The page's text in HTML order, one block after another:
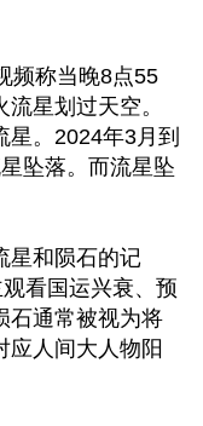
频称当晚8点55
星划过天空。
。2024年3月到
坠落。而流星坠
星和陨石的记
看国运兴衰、预
石通常被视为将
应人间大人物阳